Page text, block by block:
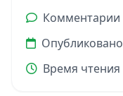
Комментарии
Опубликовано
Время чтения